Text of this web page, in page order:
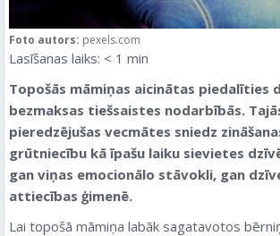
Foto autors: pexels.com
Lasīšanas laiks: < 1 min
Topošās māmiņas aicinātas piedalīties
bezmaksas tiešsaistes nodarbībās.
pieredzējušas vecmātes sniedz
grūtniecību kā īpašu laiku sievietes
gan viņas emocionālo stāvokli, gan
attiecības ģimenē.
Lai topošā māmiņa labāk sagatavotos